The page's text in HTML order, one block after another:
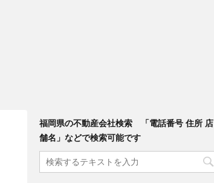
福岡県の不動産会社検索 「電話番号 住所 店
舗名」などで検索可能です